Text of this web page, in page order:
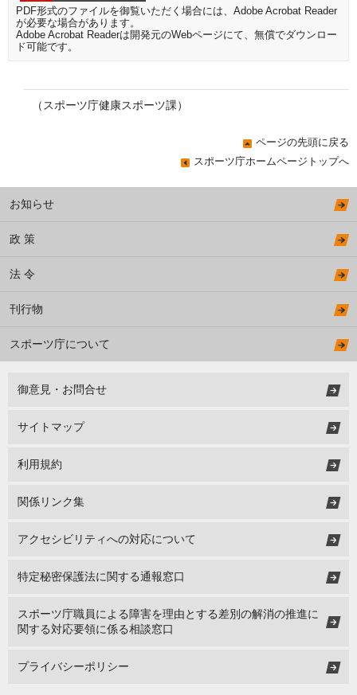
PDF形式のファイルを御覧いただく場合には、Adobe Acrobat Reader
が必要な場合があります。
Adobe Acrobat Readerは開発元のWebページにて、無償でダウンロー
ド可能です。
（スポーツ庁健康スポーツ課）
ページの先頭に戻る
スポーツ庁ホームページトップへ
お知らせ
政 策
法 令
刊行物
スポーツ庁について
御意見・お問合せ
サイトマップ
利用規約
関係リンク集
アクセシビリティへの対応について
特定秘密保護法に関する通報窓口
スポーツ庁職員による障害を理由とする差別の解消の推進に
関する対応要領に係る相談窓口
プライバシーポリシー